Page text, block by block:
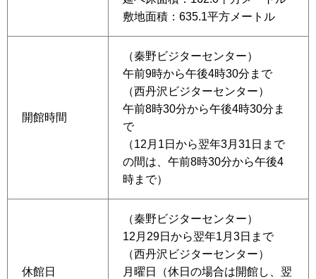
敷地面積：635.1平方メートル
開館時間
（秦野ビジターセンター）
午前9時から午後4時30分まで
（西丹沢ビジターセンター）
午前8時30分から午後4時30分ま
で
（12月1日から翌年3月31日まで
の間は、午前8時30分から午後4
時まで）
休館日
（秦野ビジターセンター）
12月29日から翌年1月3日まで
（西丹沢ビジターセンター）
月曜日（休日の場合は開館し、翌